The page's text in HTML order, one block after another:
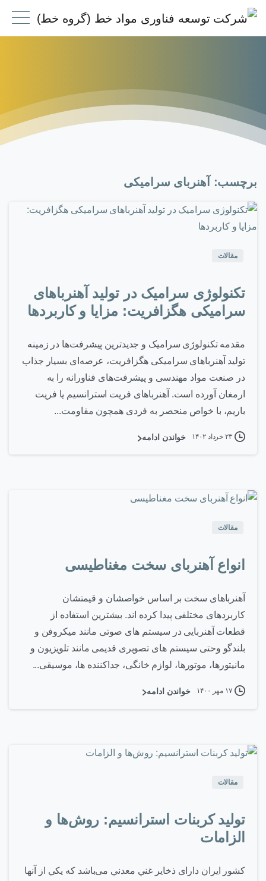
برچسب: آهنربای سرامیکی
۰ -
مقالات
تکنولوژی سرامیک در تولید آهنرباهای
سرامیکی هگزافریت: مزایا و کاربردها
مقدمه تکنولوژی سرامیک و جدیدترین پیشرفت‌ها در زمینه
تولید آهنرباهای سرامیکی هگزافریت، عرصه‌ای بسیار جذاب
در صنعت مواد مهندسی و پیشرفت‌های فناورانه را به
ارمغان آورده است. آهنرباهای فریت استرانسیم یا فریت
باریم، با خواص منحصر به فردی همچون مقاومت...
۲۳ خرداد ۱۴۰۲ خواندن ادامه
مقالات
انواع آهنربای سخت مغناطیسی
آهنرباهای سخت بر اساس خواصشان و قیمتشان
کاربردهای مختلفی پیدا کرده اند. بیشترین استفاده از
قطعات آهنربایی در سیستم های صوتی مانند میکروفن و
بلندگو وحتی سیستم های تصویری قدیمی مانند تلویزیون و
مانیتورها، موتورها، لوازم خانگی، جداکننده ها، موسیقی...
۱۷ مهر ۱۴۰۰ خواندن ادامه
مقالات
تولید کربنات استرانسیم: روش‌ها و
الزامات
کشور ايران دارای ذخاير غني معدني می‌باشد که يکي از آنها